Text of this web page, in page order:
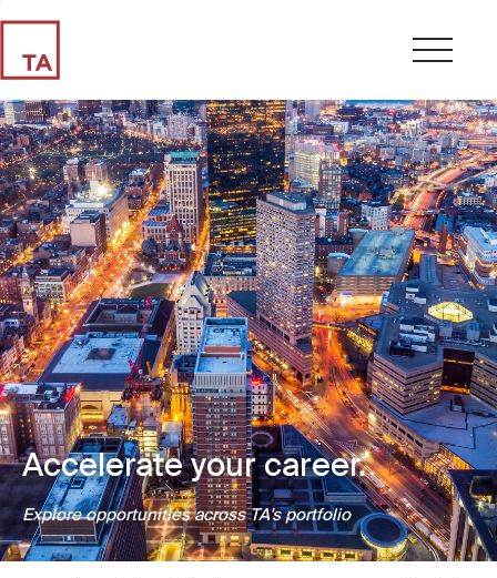
Accelerate your career.
Explore opportunities across TA's portfolio